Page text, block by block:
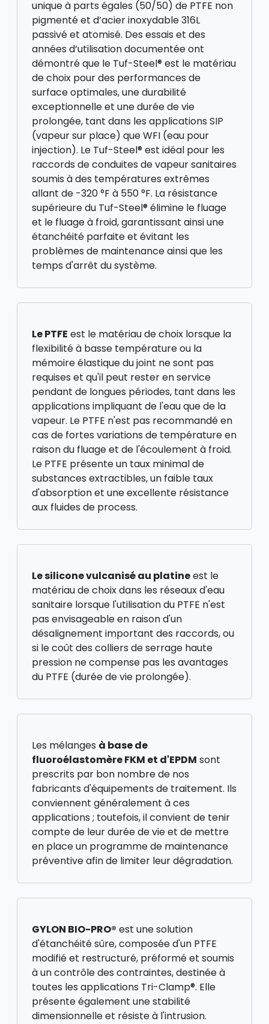
unique à parts égales (50/50) de PTFE non
pigmenté et d’acier inoxydable 316L
passivé et atomisé. Des essais et des
années d’utilisation documentée ont
démontré que le Tuf-Steel® est le matériau
de choix pour des performances de
surface optimales, une durabilité
exceptionnelle et une durée de vie
prolongée, tant dans les applications SIP
(vapeur sur place) que WFI (eau pour
injection). Le Tuf-Steel® est idéal pour les
raccords de conduites de vapeur sanitaires
soumis à des températures extrêmes
allant de -320 °F à 550 °F. La résistance
supérieure du Tuf-Steel® élimine le fluage
et le fluage à froid, garantissant ainsi une
étanchéité parfaite et évitant les
problèmes de maintenance ainsi que les
temps d'arrêt du système.
Le PTFE est le matériau de choix lorsque la
flexibilité à basse température ou la
mémoire élastique du joint ne sont pas
requises et qu'il peut rester en service
pendant de longues périodes, tant dans les
applications impliquant de l'eau que de la
vapeur. Le PTFE n'est pas recommandé en
cas de fortes variations de température en
raison du fluage et de l'écoulement à froid.
Le PTFE présente un taux minimal de
substances extractibles, un faible taux
d'absorption et une excellente résistance
aux fluides de process.
Le silicone vulcanisé au platineest le
matériau de choix dans les réseaux d'eau
sanitaire lorsque l'utilisation du PTFE n'est
pas envisageable en raison d'un
désalignement important des raccords, ou
si le coût des colliers de serrage haute
pression ne compense pas les avantages
du PTFE (durée de vie prolongée).
Les mélanges à base de
fluoroélastomère FKM et d'EPDM sont
prescrits par bon nombre de nos
fabricants d'équipements de traitement. Ils
conviennent généralement à ces
applications ; toutefois, il convient de tenir
compte de leur durée de vie et de mettre
en place un programme de maintenance
préventive afin de limiter leur dégradation.
GYLON BIO-PRO® est une solution
d'étanchéité sûre, composée d'un PTFE
modifié et restructuré, préformé et soumis
à un contrôle des contraintes, destinée à
toutes les applications Tri-Clamp®. Elle
présente également une stabilité
dimensionnelle et résiste à l'intrusion.